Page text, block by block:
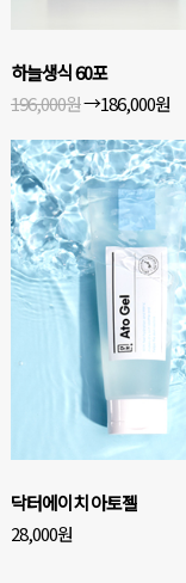
하늘생식 60포
196,000원→186,000원
닥터에이치 아토젤
28,000원